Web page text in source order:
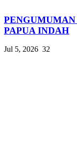
PAPUA INDAH
Jul 5, 2026 32